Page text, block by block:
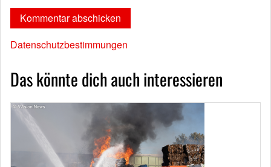
Datenschutzbestimmungen
Das könnte dich auch interessieren